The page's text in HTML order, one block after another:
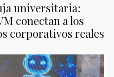
universitaria:
conectan a los
corporativos reales